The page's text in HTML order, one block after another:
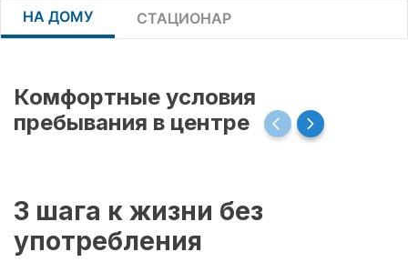
НА ДОМУ СТАЦИОНАР
Комфортные условия
пребывания в центре
3 шага к жизни без
употребления